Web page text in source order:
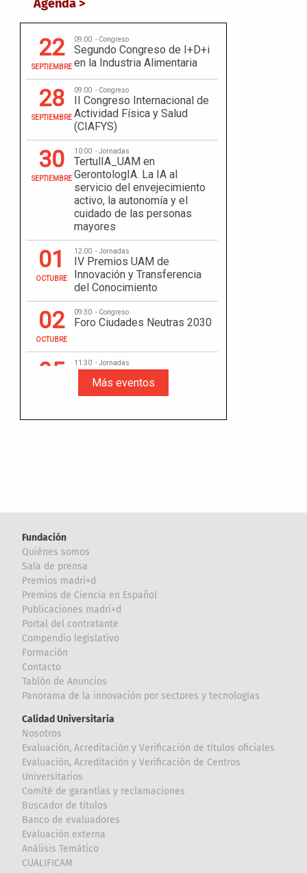
Agenda >
Fundación
Quiénes somos
Sala de prensa
Premios madri+d
Premios de Ciencia en Español
Publicaciones madri+d
Portal del contratante
Compendio legislativo
Formación
Contacto
Tablón de Anuncios
Panorama de la innovación por sectores y tecnologías
Calidad Universitaria
Nosotros
Evaluación, Acreditación y Verificación de títulos oficiales
Evaluación, Acreditación y Verificación de Centros
Universitarios
Comité de garantías y reclamaciones
Buscador de títulos
Banco de evaluadores
Evaluación externa
Análisis Temático
CUALIFICAM